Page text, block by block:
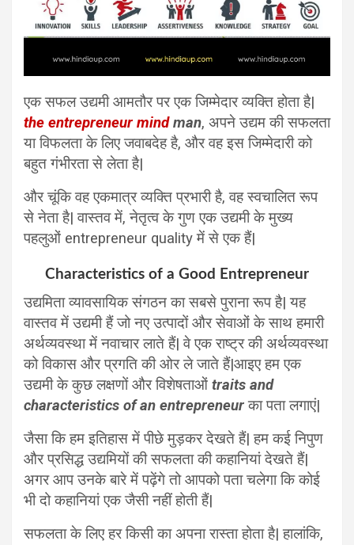
एक सफल उद्यमी आमतौर पर एक जिम्मेदार व्यक्ति होता है|
the entrepreneur mindman, अपने उद्यम की सफलता
या विफलता के लिए जवाबदेह है, और वह इस जिम्मेदारी को
बहुत गंभीरता से लेता है|
और चूंकि वह एकमात्र व्यक्ति प्रभारी है, वह स्वचालित रूप
से नेता है| वास्तव में, नेतृत्व के गुण एक उद्यमी के मुख्य
पहलुओं entrepreneur quality में से एक हैं|
Characteristics of a Good Entrepreneur
उद्यमिता व्यावसायिक संगठन का सबसे पुराना रूप है| यह
वास्तव में उद्यमी हैं जो नए उत्पादों और सेवाओं के साथ हमारी
अर्थव्यवस्था में नवाचार लाते हैं| वे एक राष्ट्र की अर्थव्यवस्था
को विकास और प्रगति की ओर ले जाते हैं|आइए हम एक
उद्यमी के कुछ लक्षणों और विशेषताओं traits and
characteristics of an entrepreneur का पता लगाएं|
जैसा कि हम इतिहास में पीछे मुड़कर देखते हैं| हम कई निपुण
और प्रसिद्ध उद्यमियों की सफलता की कहानियां देखते हैं|
अगर आप उनके बारे में पढ़ेंगे तो आपको पता चलेगा कि कोई
भी दो कहानियां एक जैसी नहीं होती हैं|
सफलता के लिए हर किसी का अपना रास्ता होता है| हालांकि,